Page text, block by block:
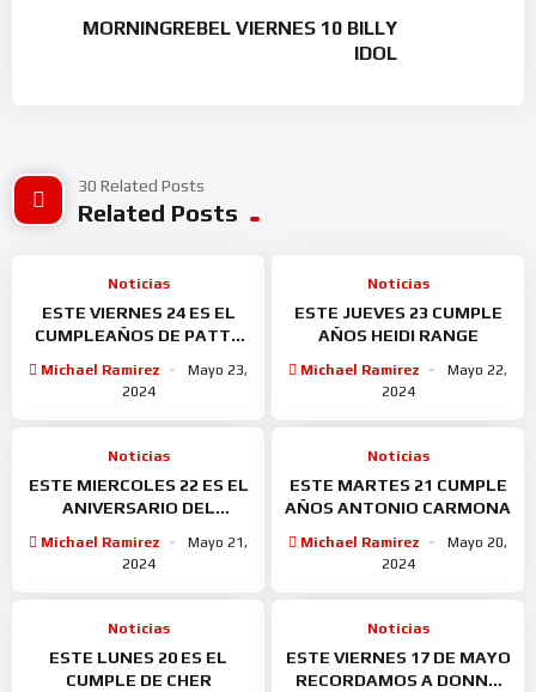
MORNINGREBEL VIERNES 10 BILLY
IDOL
30 Related Posts
Related Posts
Noticias
ESTE VIERNES 24 ES EL
CUMPLEAÑOS DE PATTY
Michael Ramirez
Mayo 23,
2024
Noticias
ESTE JUEVES 23 CUMPLE
AÑOS HEIDI RANGE
Michael Ramirez
Mayo 22,
2024
Noticias
ESTE MIERCOLES 22 ES EL
ANIVERSARIO DEL
MORRISEY
Michael Ramirez
Mayo 21,
2024
Noticias
ESTE MARTES 21 CUMPLE
AÑOS ANTONIO CARMONA
Michael Ramirez
Mayo 20,
2024
Noticias
ESTE LUNES 20 ES EL
CUMPLE DE CHER
Noticias
ESTE VIERNES 17 DE MAYO
RECORDAMOS A DONNA